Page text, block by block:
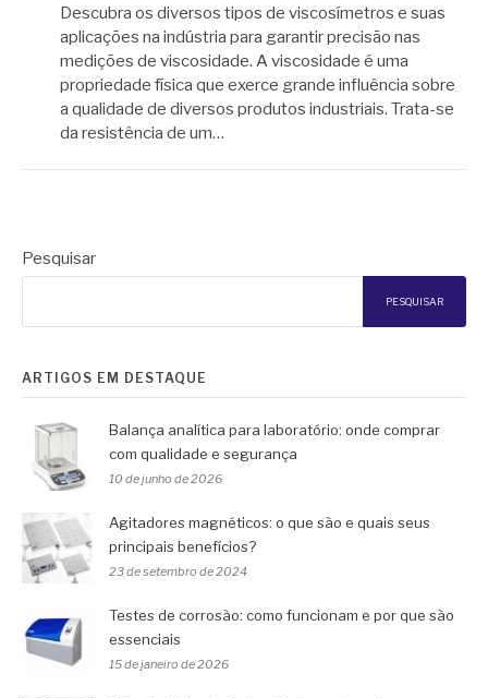
Descubra os diversos tipos de viscosímetros e suas
aplicações na indústria para garantir precisão nas
medições de viscosidade. A viscosidade é uma
propriedade física que exerce grande influência sobre
a qualidade de diversos produtos industriais. Trata-se
da resistência de um…
Pesquisar
PESQUISAR
ARTIGOS EM DESTAQUE
Balança analítica para laboratório: onde comprar
com qualidade e segurança
10 de junho de 2026
Agitadores magnéticos: o que são e quais seus
principais benefícios?
23 de setembro de 2024
Testes de corrosão: como funcionam e por que são
essenciais
15 de janeiro de 2026